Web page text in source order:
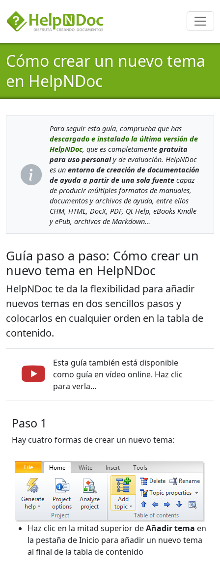
Cómo crear un nuevo tema
en HelpNDoc
Para seguir esta guía, comprueba que has
descargado e instalado la última versión de
HelpNDoc, que es completamente gratuita
para uso personaly de evaluación. HelpNDoc
es un entorno de creación de documentación
de ayuda a partir de una sola fuentecapaz
de producir múltiples formatos de manuales,
documentos y archivos de ayuda, entre ellos
CHM, HTML, DocX, PDF, Qt Help, eBooks Kindle
y ePub, archivos de Markdown…
Guía paso a paso: Cómo crear un
nuevo tema en HelpNDoc
HelpNDoc te da la flexibilidad para añadir
nuevos temas en dos sencillos pasos y
colocarlos en cualquier orden en la tabla de
contenido.
Esta guía también está disponible
como guía en vídeo online. Haz clic
para verla...
Paso 1
Hay cuatro formas de crear un nuevo tema:
Haz clic en la mitad superior deAñadir tema en
la pestaña de Inicio para añadir un nuevo tema
al final de la tabla de contenido